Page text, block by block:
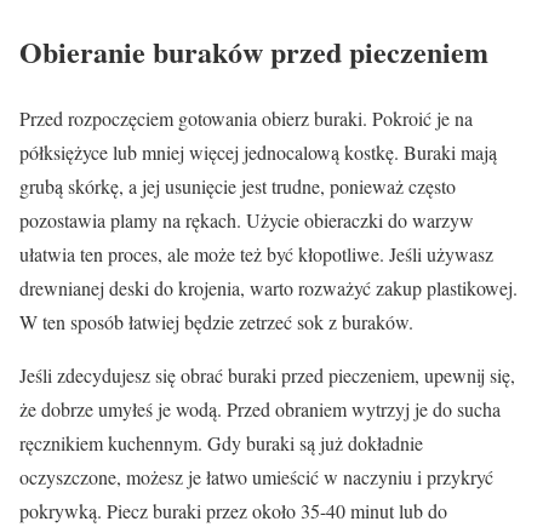
Obieranie buraków przed pieczeniem
Przed rozpoczęciem gotowania obierz buraki. Pokroić je na
półksiężyce lub mniej więcej jednocalową kostkę. Buraki mają
grubą skórkę, a jej usunięcie jest trudne, ponieważ często
pozostawia plamy na rękach. Użycie obieraczki do warzyw
ułatwia ten proces, ale może też być kłopotliwe. Jeśli używasz
drewnianej deski do krojenia, warto rozważyć zakup plastikowej.
W ten sposób łatwiej będzie zetrzeć sok z buraków.
Jeśli zdecydujesz się obrać buraki przed pieczeniem, upewnij się,
że dobrze umyłeś je wodą. Przed obraniem wytrzyj je do sucha
ręcznikiem kuchennym. Gdy buraki są już dokładnie
oczyszczone, możesz je łatwo umieścić w naczyniu i przykryć
pokrywką. Piecz buraki przez około 35-40 minut lub do